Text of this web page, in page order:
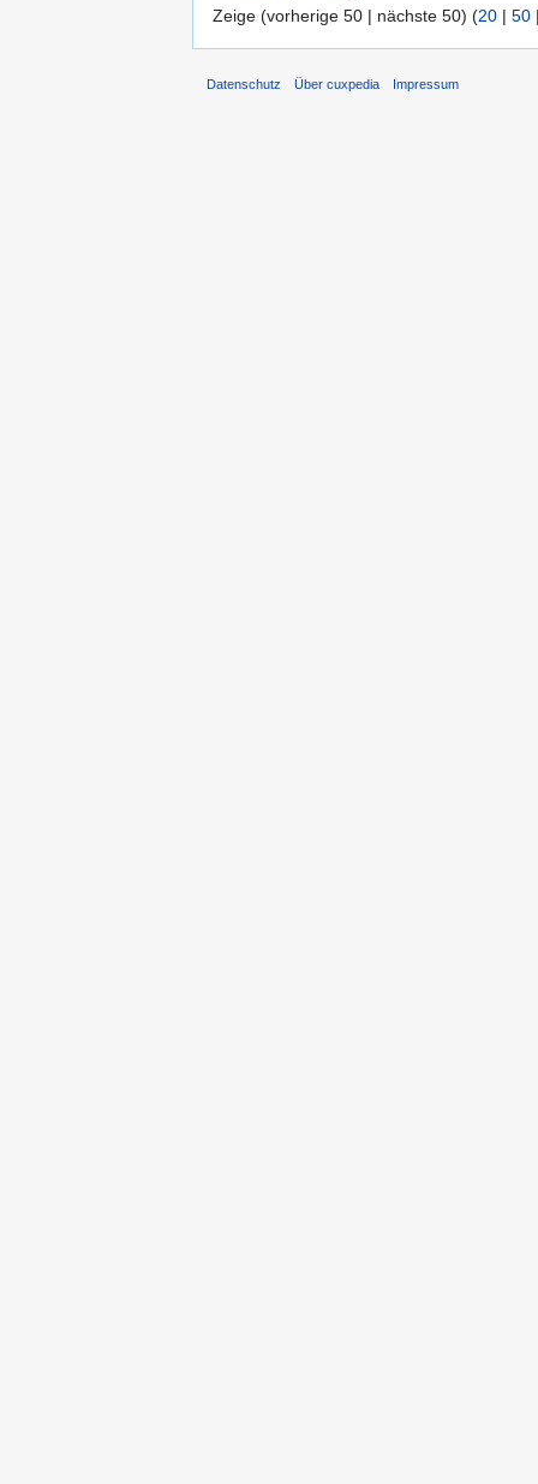
Zeige (vorherige 50 | nächste 50) (20 | 50
Datenschutz Über cuxpedia Impressum